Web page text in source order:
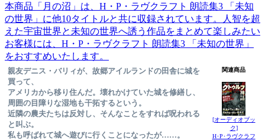
本商品「月の沼」は、H・P・ラヴクラフト 朗読集3 「未知
の世界」に他10タイトルと共に収録されています。人智を超
えた宇宙世界と未知の世界へ誘う作品をまとめて楽しみたい
お客様には、H・P・ラヴクラフト 朗読集3 「未知の世界」
をおすすめいたします。
親友デニス・バリィが、故郷アイルランドの田舎に城を
買って、
アメリカから移り住んだ。壊れかけていた城を修繕し、
周囲の目障りな湿地も干拓するという。
近隣の農夫たちは反対し、そんなことをすれば呪われる
と叫ぶ。
私も呼ばれて城へ遊びに行くことになったが……。
関連商品
[オーディオブッ
ク]
H･P･ラヴクラフ